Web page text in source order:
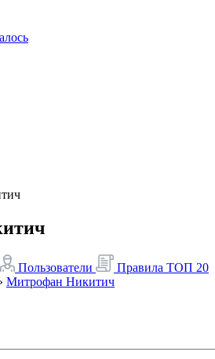
Пользователи Правила ТОП 20
Митрофан Никитич